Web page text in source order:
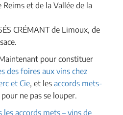
et de la Vallée de la
CRÉMANT de Limoux, de
pour constituer
des foires aux vins chez
et Cie, et les accords mets-
pour ne pas se louper.
les accords mets – vins de